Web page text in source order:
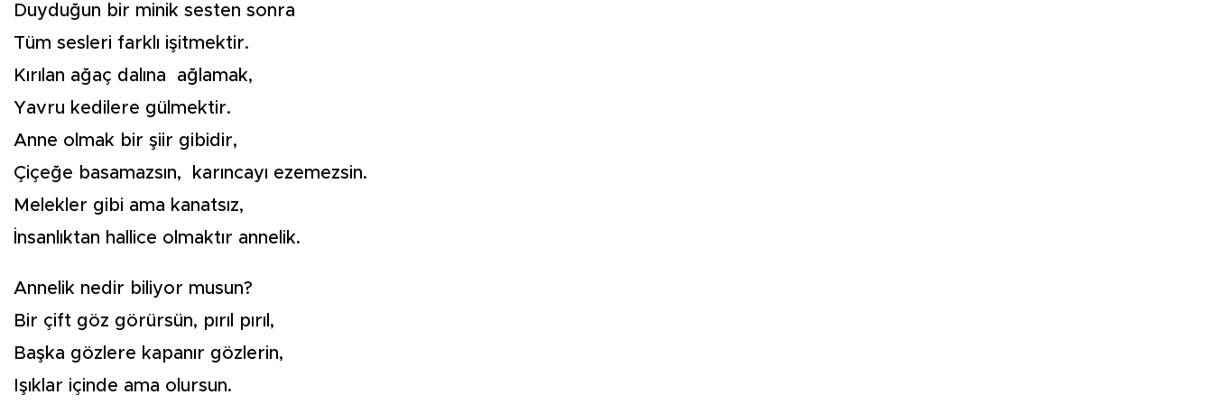
Duyduğun bir minik sesten sonra
Tüm sesleri farklı işitmektir.
Kırılan ağaç dalına ağlamak,
Yavru kedilere gülmektir.
Anne olmak bir şiir gibidir,
Çiçeğe basamazsın, karıncayı ezemezsin.
Melekler gibi ama kanatsız,
İnsanlıktan hallice olmaktır annelik.
Annelik nedir biliyor musun?
Bir çift göz görürsün, pırıl pırıl,
Başka gözlere kapanır gözlerin,
Işıklar içinde ama olursun.